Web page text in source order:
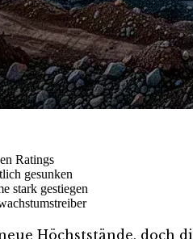
Ratings
gesunken
stark gestiegen
Höchststände, doch